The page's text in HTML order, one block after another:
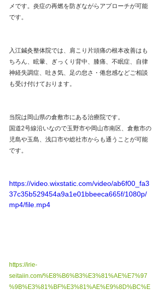
メです。炎症の再燃を防ぎながらアプローチが可能
です。
入江鍼灸整体院では、肩こり片頭痛の根本改善はも
ちろん、眩暈、ぎっくり背中、膝痛、不眠症、自律
神経失調症、吐き気、足の怠さ・倦怠感などご相談
も受け付けております。
当院は岡山県の倉敷市にある治療院です。
国道2号線沿いなので玉野市や岡山市南区、倉敷市の
児島や玉島、浅口市や総社市からも通うことが可能
です。
https://video.wixstatic.com/video/ab6f00_fa3
37c35b529454a9a1e01bbeeca665f/1080p/
mp4/file.mp4
https://irie-
seitaiin.com/%E8%B6%B3%E3%81%AE%E7%97
%9B%E3%81%BF%E3%81%AE%E9%8D%BC%E